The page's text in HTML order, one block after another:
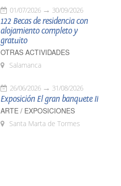
01/07/2026 30/09/2026
122 Becas de residencia con
alojamiento completo y
gratuito
OTRAS ACTIVIDADES
Salamanca
26/06/2026 31/08/2026
Exposición El gran banquete II
ARTE / EXPOSICIONES
Santa Marta de Tormes